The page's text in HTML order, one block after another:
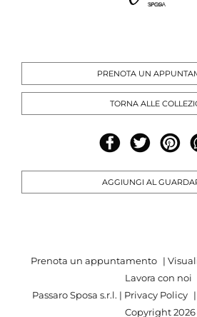
PRENOTA UN
TORNA ALLE
AGGIUNGI AL
Prenota un appuntamento |
Lavora con noi
Passaro Sposa s.r.l. | Privacy Policy
Copyright2026